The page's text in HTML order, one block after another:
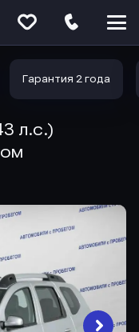
Гарантия 2 года
л.с.)